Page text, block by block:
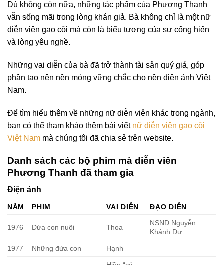
Dù không còn nữa, những tác phẩm của Phương Thanh
vẫn sống mãi trong lòng khán giả. Bà không chỉ là một nữ
diễn viên gạo cội mà còn là biểu tượng của sự cống hiến
và lòng yêu nghề.
Những vai diễn của bà đã trở thành tài sản quý giá, góp
phần tạo nên nền móng vững chắc cho nền điện ảnh Việt
Nam.
Để tìm hiểu thêm về những nữ diễn viên khác trong ngành,
bạn có thể tham khảo thêm bài viết nữ diễn viên gạo cội
Việt Nam mà chúng tôi đã chia sẻ trên website.
Danh sách các bộ phim mà diễn viên
Phương Thanh đã tham gia
Điện ảnh
NĂM PHIM VAI DIỄN ĐẠO DIỄN
1976 Đứa con nuôi Thoa
NSND Nguyễn
Khánh Dư
1977 Những đứa con Hạnh